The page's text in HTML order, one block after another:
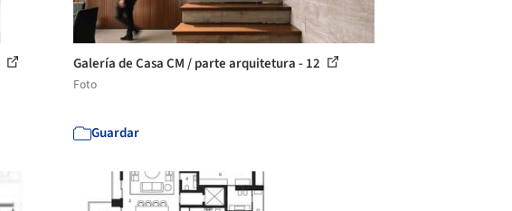
Galería de Casa CM / parte arquitetura - 12
Foto
Guardar